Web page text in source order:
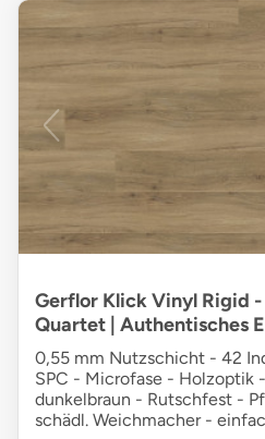
Gerflor Klick Vinyl Rigid
Quartet | Authentisches
0,55 mm Nutzschicht - 42
SPC - Microfase - Holzoptik
dunkelbraun - Rutschfest -
schädl. Weichmacher -